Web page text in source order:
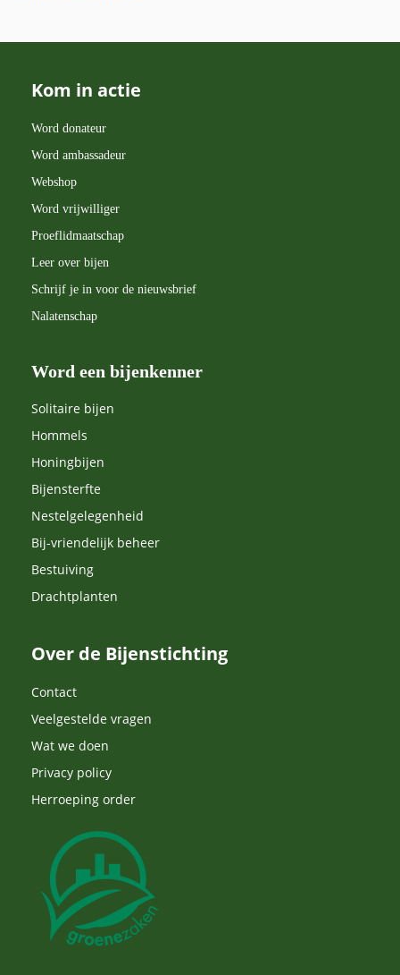
Kom in actie
Word donateur
Word ambassadeur
Webshop
Word vrijwilliger
Proeflidmaatschap
Leer over bijen
Schrijf je in voor de nieuwsbrief
Nalatenschap
Word een bijenkenner
Solitaire bijen
Hommels
Honingbijen
Bijensterfte
Nestelgelegenheid
Bij-vriendelijk beheer
Bestuiving
Drachtplanten
Over de Bijenstichting
Contact
Veelgestelde vragen
Wat we doen
Privacy policy
Herroeping order